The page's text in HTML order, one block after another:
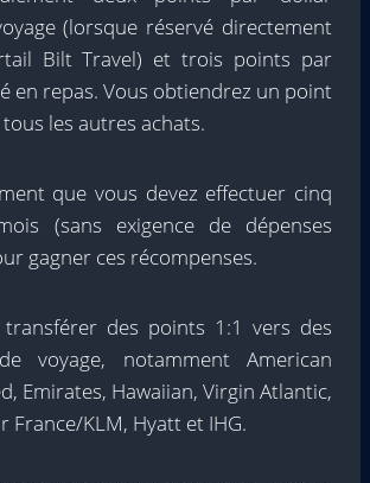
(lorsque réservé directement
Bilt Travel) et trois points par
en repas. Vous obtiendrez un point
les autres achats.
que vous devez effectuer cinq
(sans exigence de dépenses
gagner ces récompenses.
transférer des points 1:1 vers des
voyage, notamment American
Emirates, Hawaiian, Virgin Atlantic,
France/KLM, Hyatt et IHG.